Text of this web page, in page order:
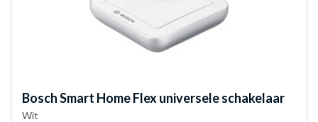
BoschSmart Home Flex universele schakelaar
Wit